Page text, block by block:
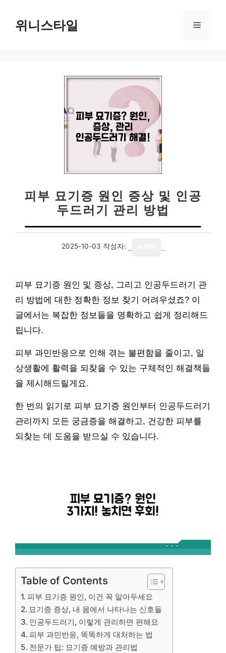
위니스타일 메
피부 묘기증 원인 증상 및 인공
두드러기 관리 방법
2025-10-03 작성자:
피부 묘기증 원인 및 증상, 그리고 인공두드러기 관
리 방법에 대한 정확한 정보 찾기 어려우셨죠? 이
글에서는 복잡한 정보들을 명확하고 쉽게 정리해드
립니다.
피부 과민반응으로 인해 겪는 불편함을 줄이고, 일
상생활에 활력을 되찾을 수 있는 구체적인 해결책들
을 제시해드릴게요.
한 번의 읽기로 피부 묘기증 원인부터 인공두드러기
관리까지 모든 궁금증을 해결하고, 건강한 피부를
되찾는 데 도움을 받으실 수 있습니다.
Table of Contents
피부 묘기증 원인, 이건 꼭 알아두세요
묘기증 증상, 내 몸에서 나타나는 신호들
인공두드러기, 이렇게 관리하면 편해요
피부 과민반응, 똑똑하게 대처하는 법
전문가 팁: 묘기증 예방과 관리법